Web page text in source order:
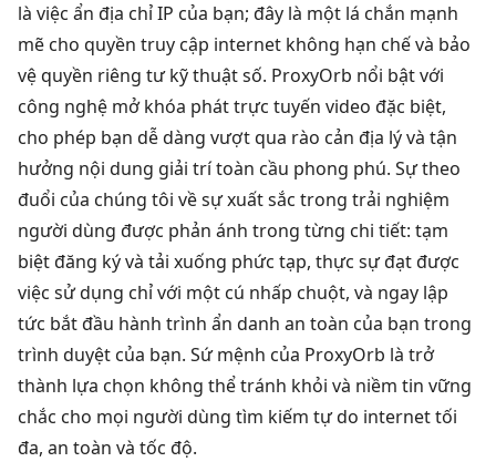
là việc ẩn địa chỉ IP của bạn; đây là một lá chắn mạnh
mẽ cho quyền truy cập internet không hạn chế và bảo
vệ quyền riêng tư kỹ thuật số. ProxyOrb nổi bật với
công nghệ mở khóa phát trực tuyến video đặc biệt,
cho phép bạn dễ dàng vượt qua rào cản địa lý và tận
hưởng nội dung giải trí toàn cầu phong phú. Sự theo
đuổi của chúng tôi về sự xuất sắc trong trải nghiệm
người dùng được phản ánh trong từng chi tiết: tạm
biệt đăng ký và tải xuống phức tạp, thực sự đạt được
việc sử dụng chỉ với một cú nhấp chuột, và ngay lập
tức bắt đầu hành trình ẩn danh an toàn của bạn trong
trình duyệt của bạn. Sứ mệnh của ProxyOrb là trở
thành lựa chọn không thể tránh khỏi và niềm tin vững
chắc cho mọi người dùng tìm kiếm tự do internet tối
đa, an toàn và tốc độ.